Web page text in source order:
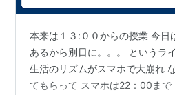
本来は１３:００からの授業 今日
あるから別日に。。。 というラ
生活のリズムがスマホで大崩れ
てもらって スマホは22：00まで